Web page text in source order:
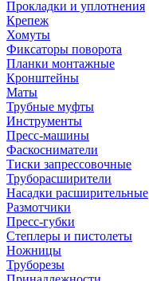
Прокладки и уплотнения
Крепеж
Хомуты
Фиксаторы поворота
Планки монтажные
Кронштейны
Маты
Трубные муфты
Инструменты
Пресс-машины
Фаскосниматели
Тиски запрессовочные
Труборасширители
Насадки расширительные
Размотчики
Пресс-губки
Степлеры и пистолеты
Ножницы
Труборезы